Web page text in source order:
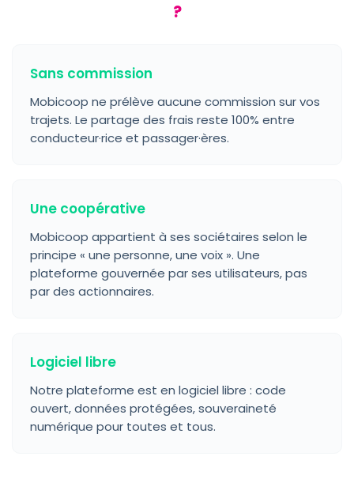
?
Sans commission
Mobicoop ne prélève aucune commission sur vos
trajets. Le partage des frais reste 100% entre
conducteur·rice et passager·ères.
Une coopérative
Mobicoop appartient à ses sociétaires selon le
principe « une personne, une voix ». Une
plateforme gouvernée par ses utilisateurs, pas
par des actionnaires.
Logiciel libre
Notre plateforme est en logiciel libre : code
ouvert, données protégées, souveraineté
numérique pour toutes et tous.